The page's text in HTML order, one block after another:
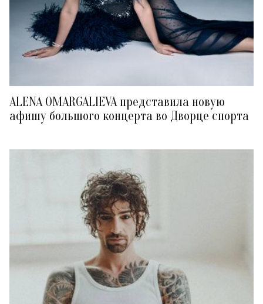
ALENA OMARGALIEVA представила новую
афишу большого концерта во Дворце спорта